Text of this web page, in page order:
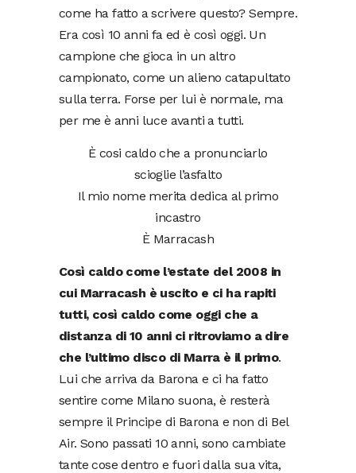
come ha fatto a scrivere questo? Sempre.
Era così 10 anni fa ed è così oggi. Un
campione che gioca in un altro
campionato, come un alieno catapultato
sulla terra. Forse per lui è normale, ma
per me è anni luce avanti a tutti.
È cosi caldo che a pronunciarlo
scioglie l’asfalto
Il mio nome merita dedica al primo
incastro
È Marracash
Così caldo come l’estate del 2008 in
cui Marracash è uscito e ci ha rapiti
tutti, così caldo come oggi che a
distanza di 10 anni ci ritroviamo a dire
che l’ultimo disco di Marra è il primo.
Lui che arriva da Barona e ci ha fatto
sentire come Milano suona, è resterà
sempre il Principe di Barona e non di Bel
Air. Sono passati 10 anni, sono cambiate
tante cose dentro e fuori dalla sua vita,